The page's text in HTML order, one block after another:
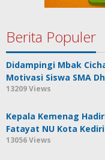
Berita Populer
Didampingi Mbak
Motivasi Siswa SMA
13209 Views
Kepala Kemenag
Fatayat NU Kota Kediri
13056 Views